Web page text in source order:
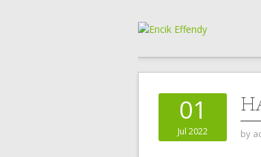
01
Jul 2022 by